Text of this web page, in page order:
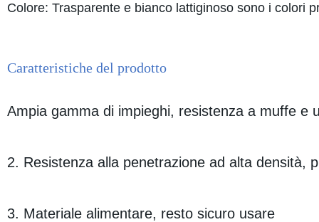
Colore: Trasparente e bianco lattiginoso sono i colori
Caratteristiche del prodotto
Ampia gamma di impieghi, resistenza a muffe e
2. Resistenza alla penetrazione ad alta densità,
3. Materiale alimentare, resto sicuro usare